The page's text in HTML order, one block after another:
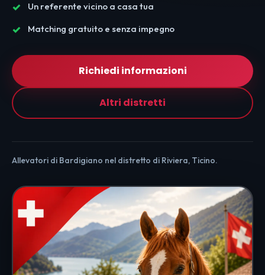
Un referente vicino a casa tua
Matching gratuito e senza impegno
Richiedi informazioni
Altri distretti
Allevatori di Bardigiano nel distretto di Riviera, Ticino.